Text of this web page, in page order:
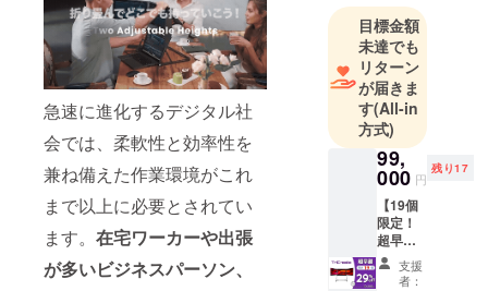
急速に進化するデジタル社
会では、柔軟性と効率性を
兼ね備えた作業環境がこれ
まで以上に必要とされてい
ます。 在宅ワーカーや出張
が多いビジネスパーソン、
日本の皆様
にも是非体
験していた
だきたくプ
ロジェクト
を立ち上げ
ました。
最新のテク
ノロジー
で、皆さん
の生活をよ
り豊かに、
目標金額
未達でも
リターン
が届きま
す(All-in
方式)
99,
000 円
残り17
【19個
限定！
超早
割】 リ
ターン
支援
者：